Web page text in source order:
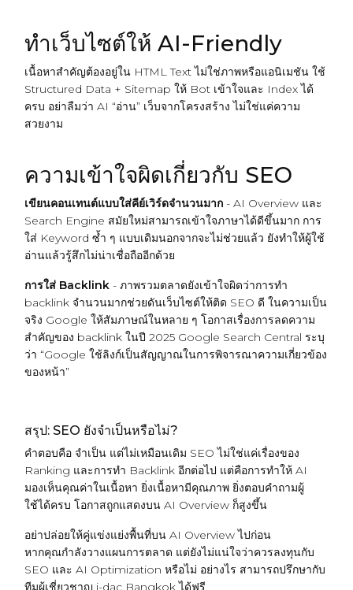
ทำเว็บไซต์ให้ AI-Friendly
เนื้อหาสำคัญต้องอยู่ใน HTML Text ไม่ใช่ภาพหรือแอนิเมชัน ใช้
Structured Data + Sitemap ให้ Bot เข้าใจและ Index ได้
ครบ อย่าลืมว่า AI “อ่าน” เว็บจากโครงสร้าง ไม่ใช่แค่ความ
สวยงาม
ความเข้าใจผิดเกี่ยวกับ SEO
เขียนคอนเทนต์แบบใส่คีย์เวิร์ดจำนวนมาก - AI Overview และ
Search Engine สมัยใหม่สามารถเข้าใจภาษาได้ดีขึ้นมาก การ
ใส่ Keyword ซ้ำ ๆ แบบเดิมนอกจากจะไม่ช่วยแล้ว ยังทำให้ผู้ใช้
อ่านแล้วรู้สึกไม่น่าเชื่อถืออีกด้วย
การใส่ Backlink - ภาพรวมตลาดยังเข้าใจผิดว่าการทำ
backlink จำนวนมากช่วยดันเว็บไซต์ให้ติด SEO ดี ในความเป็น
จริง Google ให้สัมภาษณ์ในหลาย ๆ โอกาสเรื่องการลดความ
สำคัญของ backlink ในปี 2025 Google Search Central ระบุ
ว่า “Google ใช้ลิงก์เป็นสัญญาณในการพิจารณาความเกี่ยวข้อง
ของหน้า”
สรุป: SEO ยังจำเป็นหรือไม่?
คำตอบคือ จำเป็น แต่ไม่เหมือนเดิม SEO ไม่ใช่แค่เรื่องของ
Ranking และการทำ Backlink อีกต่อไป แต่คือการทำให้ AI
มองเห็นคุณค่าในเนื้อหา ยิ่งเนื้อหามีคุณภาพ ยิ่งตอบคำถามผู้
ใช้ได้ครบ โอกาสถูกแสดงบน AI Overview ก็สูงขึ้น
อย่าปล่อยให้คู่แข่งแย่งพื้นที่บน AI Overview ไปก่อน
หากคุณกำลังวางแผนการตลาด แต่ยังไม่แน่ใจว่าควรลงทุนกับ
SEO และ AI Optimization หรือไม่ อย่างไร สามารถปรึกษากับ
ทีมผู้เชี่ยวชาญ i-dac Bangkok ได้ฟรี